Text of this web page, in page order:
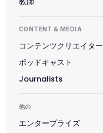
CONTENT & MEDIA
コンテンツクリエイター
ポッドキャスト
Journalists
他の
エンタープライズ